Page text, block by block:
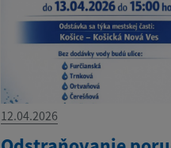
12.04.2026